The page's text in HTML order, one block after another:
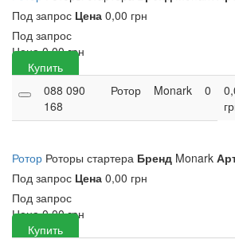
Под запрос Цена 0,00 грн
Под запрос
Цена 0,00грн
Купить
088 090
168
Ротор Monark 0
Ротор Роторы стартера Бренд Monark
Под запрос Цена 0,00 грн
Под запрос
Цена 0,00грн
Купить